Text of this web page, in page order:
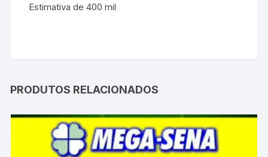
Estimativa de 400 mil
PRODUTOS RELACIONADOS